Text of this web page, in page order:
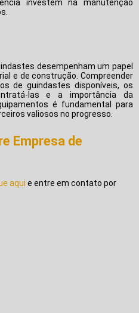
investem na manutenção
desempenham um papel
e de construção. Compreender
de guindastes disponíveis, os
las e a importância da
é fundamental para
valiosos no progresso.
Empresa de
aqui e entre em contato por